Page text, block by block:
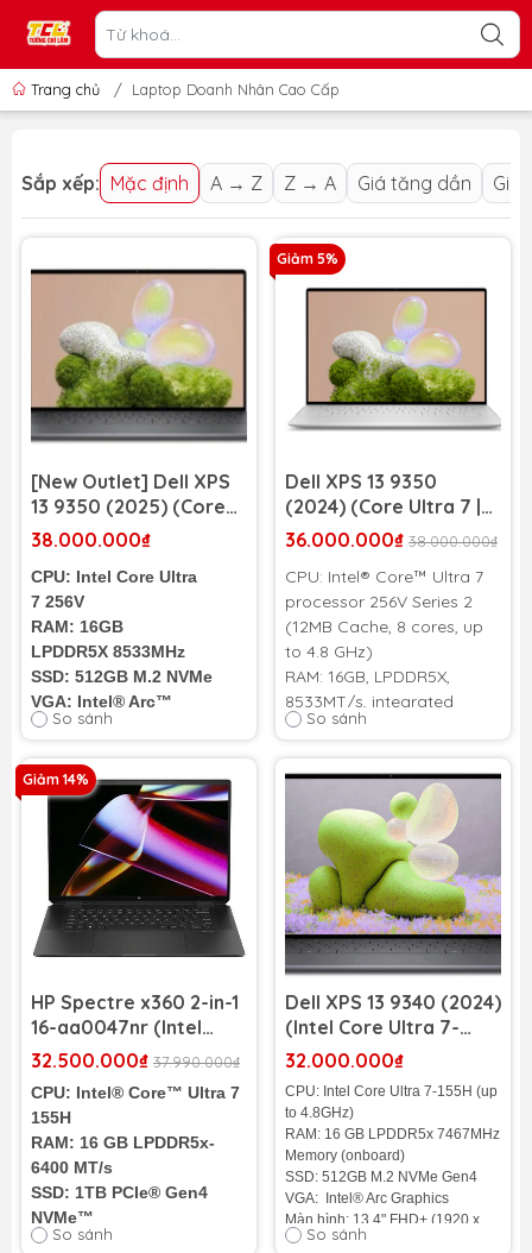
Trang chủ / Laptop Doanh Nhân Cao Cấp
Sắp xếp: Mặc định A → Z Z → A Giá tăng dần Giá
[New Outlet] Dell XPS
13 9350 (2025) (Core
Ultra 7 256V | RAM
inch FHD+ 120Hz)
38.000.000₫
CPU: Intel Core Ultra
7 256V
RAM: 16GB
LPDDR5X 8533MHz
SSD: 512GB M.2 NVMe
VGA: Intel® Arc™
Graphics
1920x1200
Cân nặng: 1.19 Kg
So sánh
Giảm 5%
Dell XPS 13 9350
(2024) (Core Ultra 7 |
256V | RAM 16GB | SSD 1
36.000.000₫ 38.000.000₫
CPU: Intel® Core™ Ultra 7
processor 256V Series 2
(12MB Cache, 8 cores, up
to 4.8 GHz)
RAM: 16GB, LPDDR5X,
8533MT/s, integrated
SSD:1TB, M.2, PCIe NVMe, SSD
Màn hình:13.4", Touch, QHD+
2560x1600, 30-120Hz, Anti-
Reflect, InfinityEdge, Eyesafe®
Cân nặng: 1.19 Kg
Màu sắc: Silver
Pin: 3-cell 55Wh
Tình trạng: Nhậu Khẩu
100%
So sánh
Giảm 14%
HP Spectre x360 2-in-1
16-aa0047nr (Intel
Core Ultra 7 155H | RAM
Arc Graphics | 16 inch
2.8K OLED Touch)
32.500.000₫ 37.990.000₫
CPU: Intel® Core™ Ultra 7
155H
RAM: 16 GB LPDDR5x-
6400 MT/s
SSD: 1TB PCIe® Gen4
NVMe™
VGA: Intel Arc
So sánh
Dell XPS 13 9340 (2024)
(Intel Core Ultra 7-
155H | RAM 16GB | SSD
Graphite)
32.000.000₫
CPU: Intel Core Ultra 7-155H (up
to 4.8GHz)
RAM: 16 GB LPDDR5x 7467MHz
Memory (onboard)
SSD: 512GB M.2 NVMe Gen4
VGA: Intel® Arc Graphics
Màn hình: 13.4" FHD+ (1920 x
1200) Touch
So sánh